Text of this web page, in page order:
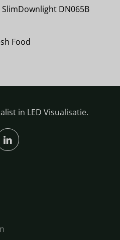
DN065B
Food
in LED Visualisatie.